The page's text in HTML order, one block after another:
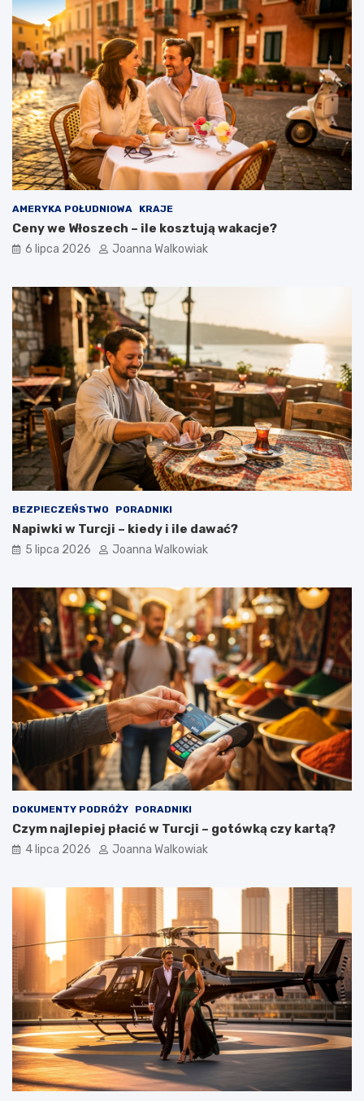
AMERYKA POŁUDNIOWA KRAJE
Ceny we Włoszech – ile kosztują wakacje?
6 lipca 2026 Joanna Walkowiak
BEZPIECZEŃSTWO PORADNIKI
Napiwki w Turcji – kiedy i ile dawać?
5 lipca 2026 Joanna Walkowiak
DOKUMENTY PODRÓŻY PORADNIKI
Czym najlepiej płacić w Turcji – gotówką czy kartą?
4 lipca 2026 Joanna Walkowiak